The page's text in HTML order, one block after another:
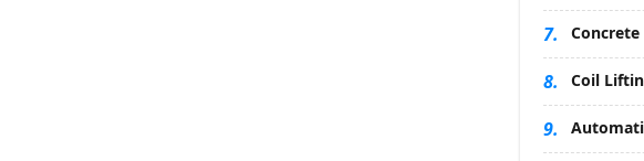
7.
8. Coil
9.